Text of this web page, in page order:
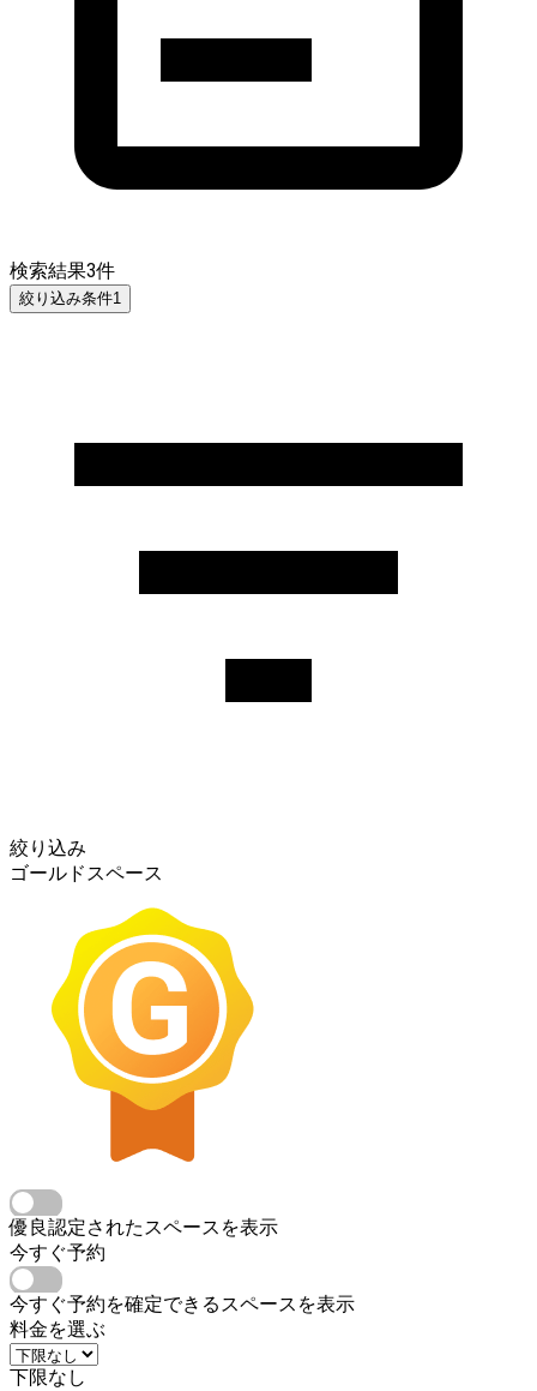
検索結果3件
絞り込み条件1
絞り込み
ゴールドスペース
優良認定されたスペースを表示
今すぐ予約
今すぐ予約を確定できるスペースを表示
料金を選ぶ
下限なし